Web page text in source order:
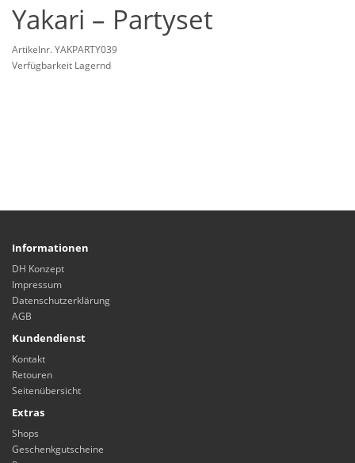
Yakari – Partyset
Artikelnr. YAKPARTY039
Verfügbarkeit Lagernd
Informationen
DH Konzept
Impressum
Datenschutzerklärung
AGB
Kundendienst
Kontakt
Retouren
Seitenübersicht
Extras
Shops
Geschenkgutscheine